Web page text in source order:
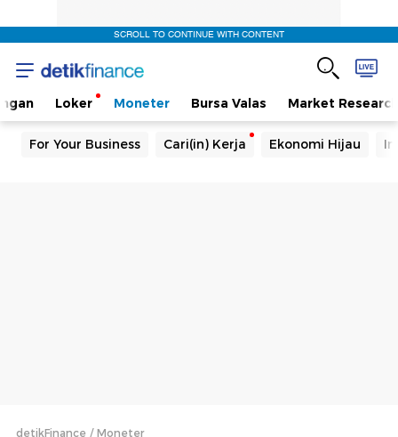
SCROLL TO CONTINUE WITH CONTENT
Loker Moneter Bursa Valas Market Research
For Your Business Cari(in) Kerja Ekonomi Hijau
detikFinance Moneter